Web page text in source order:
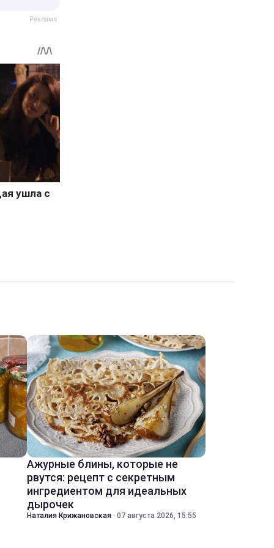
Ажурные блины, которые не
рвутся: рецепт с секретным
ингредиентом для идеальных
дырочек
Наталия Крижановская · 07 августа 2026, 15:55